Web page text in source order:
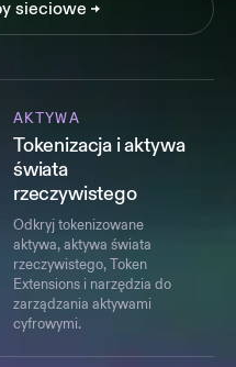
sieciowe
AKTYWA
Tokenizacja i aktywa
świata
rzeczywistego
Odkryj tokenizowane
aktywa, aktywa świata
rzeczywistego, Token
Extensions i narzędzia do
zarządzania aktywami
cyfrowymi.